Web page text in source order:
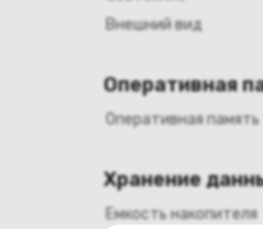
Внешний вид
Оперативная
Оперативная память
Хранение
Емкость накопителя